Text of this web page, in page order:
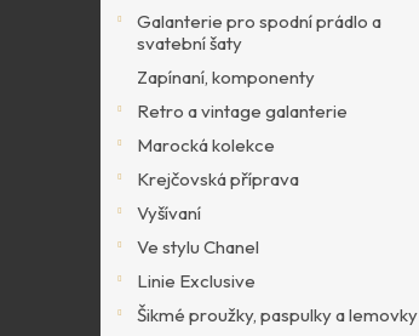
Galanterie pro spodní prádlo a
svatební šaty
Zapínaní, komponenty
Retro a vintage galanterie
Marocká kolekce
Krejčovská příprava
Vyšívaní
Ve stylu Chanel
Linie Exclusive
Šikmé proužky, paspulky a lemovky